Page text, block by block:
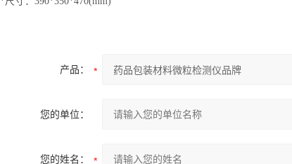
产品：
您的单位：
您的姓名：